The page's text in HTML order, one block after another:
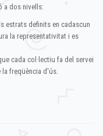
a dos nivells:
estrats definits en cadascun
la representativitat i es
cada col·lectiu fa del servei
la freqüència d'ús.